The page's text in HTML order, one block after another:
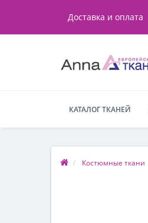
Доставка и оплата
КАТАЛОГ ТКАНЕЙ
Костюмные ткани